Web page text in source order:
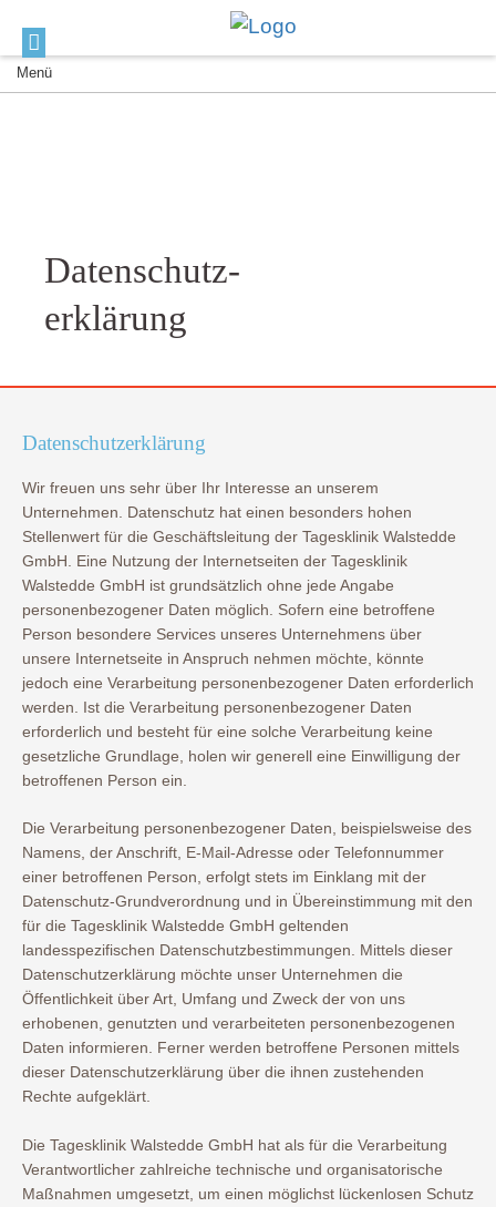
Menü
Datenschutz-
erklärung
Datenschutzerklärung
Wir freuen uns sehr über Ihr Interesse an unserem
Unternehmen. Datenschutz hat einen besonders hohen
Stellenwert für die Geschäftsleitung der Tagesklinik Walstedde
GmbH. Eine Nutzung der Internetseiten der Tagesklinik
Walstedde GmbH ist grundsätzlich ohne jede Angabe
personenbezogener Daten möglich. Sofern eine betroffene
Person besondere Services unseres Unternehmens über
unsere Internetseite in Anspruch nehmen möchte, könnte
jedoch eine Verarbeitung personenbezogener Daten erforderlich
werden. Ist die Verarbeitung personenbezogener Daten
erforderlich und besteht für eine solche Verarbeitung keine
gesetzliche Grundlage, holen wir generell eine Einwilligung der
betroffenen Person ein.
Die Verarbeitung personenbezogener Daten, beispielsweise des
Namens, der Anschrift, E-Mail-Adresse oder Telefonnummer
einer betroffenen Person, erfolgt stets im Einklang mit der
Datenschutz-Grundverordnung und in Übereinstimmung mit den
für die Tagesklinik Walstedde GmbH geltenden
landesspezifischen Datenschutzbestimmungen. Mittels dieser
Datenschutzerklärung möchte unser Unternehmen die
Öffentlichkeit über Art, Umfang und Zweck der von uns
erhobenen, genutzten und verarbeiteten personenbezogenen
Daten informieren. Ferner werden betroffene Personen mittels
dieser Datenschutzerklärung über die ihnen zustehenden
Rechte aufgeklärt.
Die Tagesklinik Walstedde GmbH hat als für die Verarbeitung
Verantwortlicher zahlreiche technische und organisatorische
Maßnahmen umgesetzt, um einen möglichst lückenlosen Schutz